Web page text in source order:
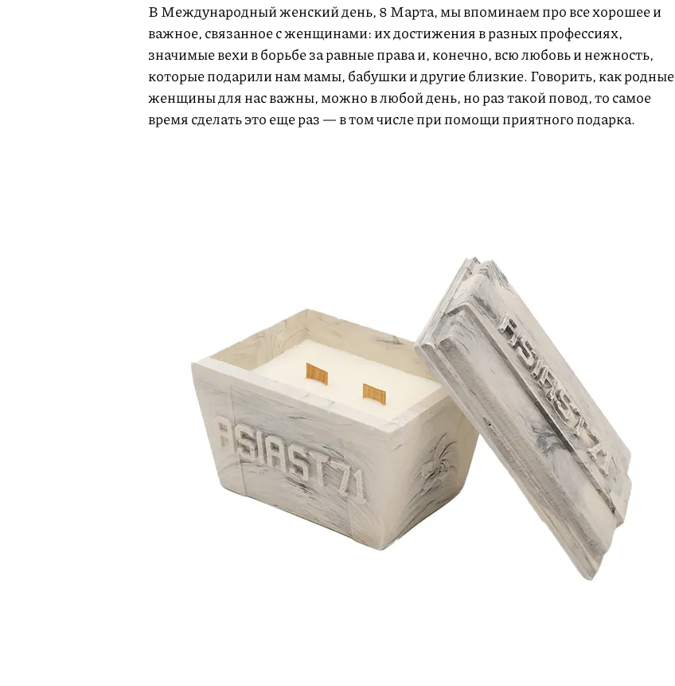
В Международный женский день, 8 Марта, мы впоминаем про все хорошее и
важное, связанное с женщинами: их достижения в разных профессиях,
значимые вехи в борьбе за равные права и, конечно, всю любовь и нежность,
которые подарили нам мамы, бабушки и другие близкие. Говорить, как родные
женщины для нас важны, можно в любой день, но раз такой повод, то самое
время сделать это еще раз — в том числе при помощи приятного подарка.